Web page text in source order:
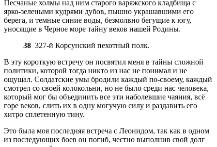
Песчаные холмы над ним старого варяжского кладбища с
ярко-зелеными кудрями дубов, пышно украшавшими его
берега, и темные синие воды, безмолвно бегущие к югу,
уносящие в Черное море тайну веков нашей Родины.
38 327-й Корсунский пехотный полк.
В эту короткую встречу он посвятил меня в тайны сложной
политики, которой тогда никто из нас не понимал и не
ощущал. Солдатские умы бродили каждый по-своему, каждый
смотрел со своей колокольни, но не было среди нас человека,
который мог бы объединить все эти наболевшие чаяния, всё
горе веков, слить их в одну могучую силу и раздавить его
хитро сплетенную тину.
Это была моя последняя встреча с Леонидом, так как в одном
из последующих боев он погиб, честно выполнив свой долг